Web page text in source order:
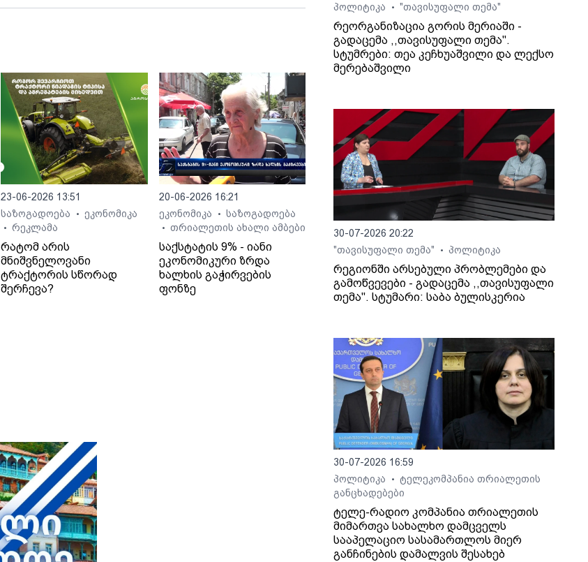
23-06-2026 13:51
საზოგადოება
• ეკონომიკა
• რეკლამა
რატომ არის
მნიშვნელოვანი
ტრაქტორის სწორად
შერჩევა?
20-06-2026 16:21
ეკონომიკა
• საზოგადოება
• თრიალეთის ახალი ამბები
საქსტატის 9% - იანი
ეკონომიკური ზრდა
ხალხის გაჭირვების
ფონზე
პოლიტიკა
• "თავისუფალი თემა"
რეორგანიზაცია გორის მერიაში -
გადაცემა ,,თავისუფალი თემა".
სტუმრები: თეა კეჩხუაშვილი და ლექსო
მერებაშვილი
30-07-2026 20:22
"თავისუფალი თემა"
• პოლიტიკა
რეგიონში არსებული პრობლემები და
გამოწვევები - გადაცემა ,,თავისუფალი
თემა". სტუმარი: საბა ბულისკერია
30-07-2026 16:59
პოლიტიკა
•
ტელეკომპანია თრიალეთის
განცხადებები
ტელე-რადიო კომპანია თრიალეთის
მიმართვა სახალხო დამცველს
სააპელაციო სასამართლოს მიერ
განჩინების დამალვის შესახებ